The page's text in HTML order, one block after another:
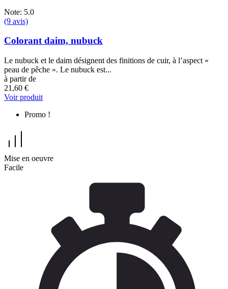
Note: 5.0
(9 avis)
Colorant daim, nubuck
Le nubuck et le daim désignent des finitions de cuir, à l’aspect «
peau de pêche ». Le nubuck est...
à partir de
21,60 €
Voir produit
Promo !
Mise en oeuvre
Facile